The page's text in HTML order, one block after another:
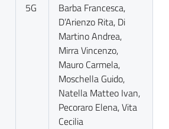
5G
Barba Francesca,
D’Arienzo Rita, Di
Martino Andrea,
Mirra Vincenzo,
Mauro Carmela,
Moschella Guido,
Natella Matteo Ivan,
Pecoraro Elena, Vita
Cecilia